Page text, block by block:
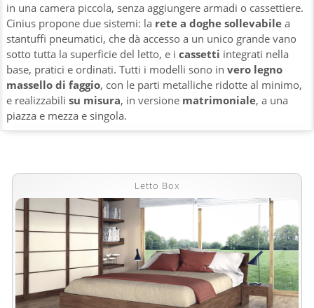
in una camera piccola, senza aggiungere armadi o cassettiere.
Cinius propone due sistemi: la rete a doghe sollevabilea
stantuffi pneumatici, che dà accesso a un unico grande vano
sotto tutta la superficie del letto, e i cassetti integrati nella
base, pratici e ordinati. Tutti i modelli sono in vero legno
massello di faggio, con le parti metalliche ridotte al minimo,
e realizzabili su misura, in versione matrimoniale, a una
piazza e mezza e singola.
Letto Box